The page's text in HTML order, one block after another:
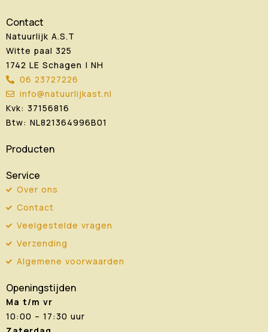
Contact
Natuurlijk A.S.T
Witte paal 325
1742 LE Schagen | NH
06 23727226
info@natuurlijkast.nl
Kvk: 37156816
Btw: NL821364996B01
Producten
Service
Over ons
Contact
Veelgestelde vragen
Verzending
Algemene voorwaarden
Openingstijden
Ma t/m vr
10:00 – 17:30 uur